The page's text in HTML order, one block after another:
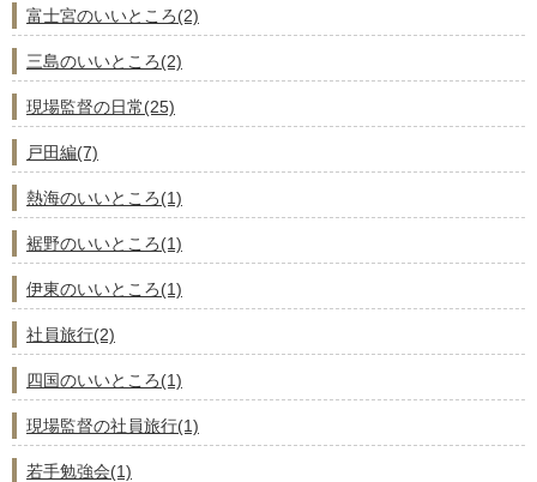
富士宮のいいところ(2)
三島のいいところ(2)
現場監督の日常(25)
戸田編(7)
熱海のいいところ(1)
裾野のいいところ(1)
伊東のいいところ(1)
社員旅行(2)
四国のいいところ(1)
現場監督の社員旅行(1)
若手勉強会(1)